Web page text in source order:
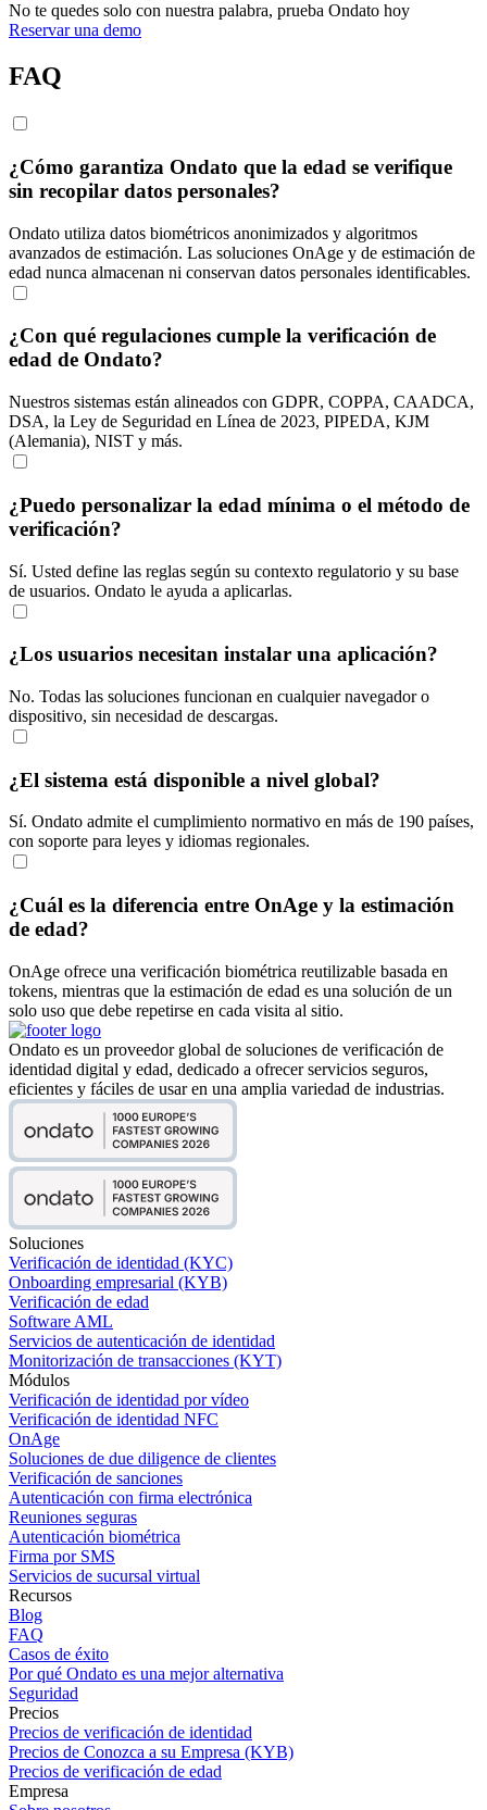
No te quedes solo con nuestra palabra, prueba Ondato hoy
Reservar una demo
FAQ
¿Cómo garantiza Ondato que la edad se verifique
sin recopilar datos personales?
Ondato utiliza datos biométricos anonimizados y algoritmos
avanzados de estimación. Las soluciones OnAge y de estimación de
edad nunca almacenan ni conservan datos personales identificables.
¿Con qué regulaciones cumple la verificación de
edad de Ondato?
Nuestros sistemas están alineados con GDPR, COPPA, CAADCA,
DSA, la Ley de Seguridad en Línea de 2023, PIPEDA, KJM
(Alemania), NIST y más.
¿Puedo personalizar la edad mínima o el método de
verificación?
Sí. Usted define las reglas según su contexto regulatorio y su base
de usuarios. Ondato le ayuda a aplicarlas.
¿Los usuarios necesitan instalar una aplicación?
No. Todas las soluciones funcionan en cualquier navegador o
dispositivo, sin necesidad de descargas.
¿El sistema está disponible a nivel global?
Sí. Ondato admite el cumplimiento normativo en más de 190 países,
con soporte para leyes y idiomas regionales.
¿Cuál es la diferencia entre OnAge y la estimación
de edad?
OnAge ofrece una verificación biométrica reutilizable basada en
tokens, mientras que la estimación de edad es una solución de un
solo uso que debe repetirse en cada visita al sitio.
Ondato es un proveedor global de soluciones de verificación de
identidad digital y edad, dedicado a ofrecer servicios seguros,
eficientes y fáciles de usar en una amplia variedad de industrias.
Soluciones
Verificación de identidad (KYC)
Onboarding empresarial (KYB)
Verificación de edad
Software AML
Servicios de autenticación de identidad
Monitorización de transacciones (KYT)
Módulos
Verificación de identidad por vídeo
Verificación de identidad NFC
OnAge
Soluciones de due diligence de clientes
Verificación de sanciones
Autenticación con firma electrónica
Reuniones seguras
Autenticación biométrica
Firma por SMS
Servicios de sucursal virtual
Recursos
Blog
FAQ
Casos de éxito
Por qué Ondato es una mejor alternativa
Seguridad
Precios
Precios de verificación de identidad
Precios de Conozca a su Empresa (KYB)
Precios de verificación de edad
Empresa